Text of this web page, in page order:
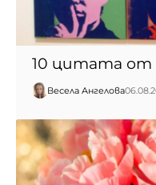
10 цитата от
Весела Ангелова